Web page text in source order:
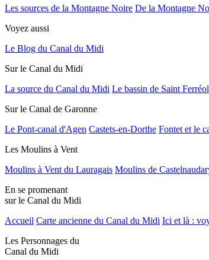
Les sources de la Montagne Noire De la Montagne
Voyez aussi
Le Blog du Canal du Midi
Sur le Canal du Midi
La source du Canal du Midi Le bassin de Saint Ferréol
Sur le Canal de Garonne
Le Pont-canal d'Agen Castets-en-Dorthe Fontet et le
Les Moulins à Vent
Moulins à Vent du Lauragais Moulins de
En se promenant
sur le Canal du Midi
Accueil Carte ancienne du Canal du Midi Ici et là :
Les Personnages du
Canal du Midi